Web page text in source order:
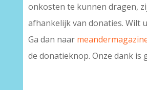
onkosten te kunnen dragen,
afhankelijk van donaties. Wilt
Ga dan naar
de donatieknop. Onze dank is